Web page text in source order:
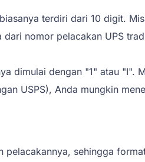
terdiri dari 10 digit.
nomor pelacakan UPS
dimulai dengan "1" atau "I".
USPS), Anda mungkin
pelacakannya, sehingga